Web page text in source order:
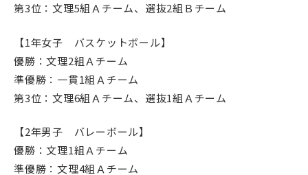
第3位：文理5組Ａチーム、選抜2組Ｂチーム
【1年女子 バスケットボール】
優勝：文理2組Ａチーム
準優勝：一貫1組Ａチーム
第3位：文理6組Ａチーム、選抜1組Ａチーム
【2年男子 バレーボール】
優勝：文理1組Ａチーム
準優勝：文理4組Ａチーム